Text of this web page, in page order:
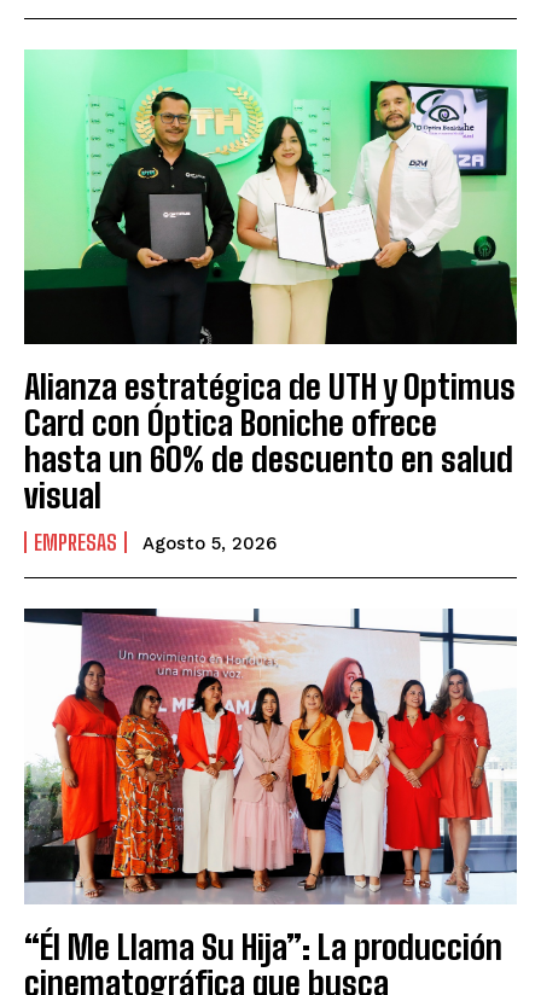
Alianza estratégica de UTH y Optimus
Card con Óptica Boniche ofrece
hasta un 60% de descuento en salud
visual
EMPRESAS Agosto 5, 2026
“Él Me Llama Su Hija”: La producción
cinematográfica que busca